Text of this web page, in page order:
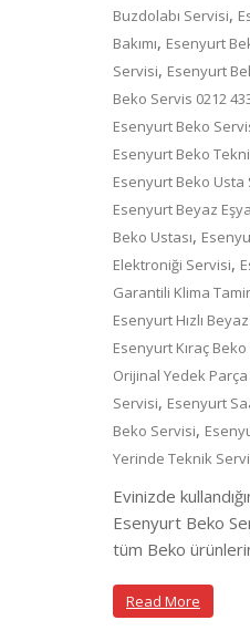
Buzdolabı Servisi,
Bakımı, Esenyurt
Servisi, Esenyurt
Beko Servis 0212
Esenyurt Beko
Esenyurt Beko
Esenyurt Beko Usta
Esenyurt Beyaz
Beko Ustası,
Elektroniği Servisi,
Garantili Klima
Esenyurt Hızlı
Esenyurt Kıraç
Orijinal Yedek
Servisi, Esenyurt
Beko Servisi,
Yerinde Teknik
Evinizde
Esenyurt Beko
tüm Beko
Read More